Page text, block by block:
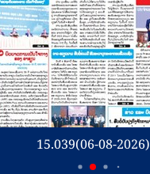
15.039(06-08-2026)